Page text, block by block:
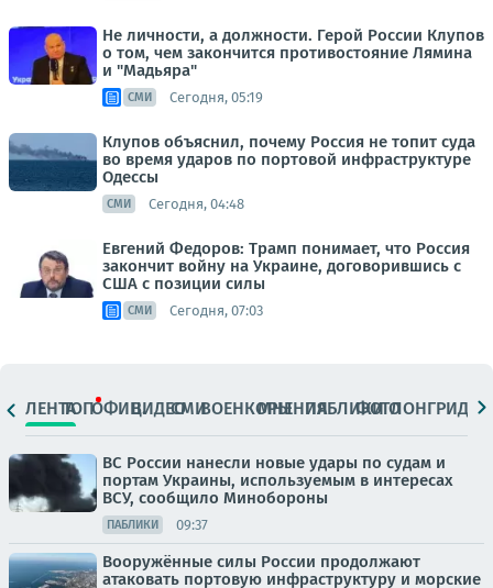
Не личности, а должности. Герой России Клупов
о том, чем закончится противостояние Лямина
и "Мадьяра"
СМИ Сегодня, 05:19
Клупов объяснил, почему Россия не топит суда
во время ударов по портовой инфраструктуре
Одессы
СМИ Сегодня, 04:48
Евгений Федоров: Трамп понимает, что Россия
закончит войну на Украине, договорившись с
США с позиции силы
СМИ Сегодня, 07:03
ЛЕНТАТОПОФИЦ.ВИДЕОСМИВОЕНКОРЫМНЕНИЯПАБЛИКИ
ФОТОЛОНГРИДЫ
ВС России нанесли новые удары по судам и
портам Украины, используемым в интересах
ВСУ, сообщило Минобороны
ПАБЛИКИ 09:37
Вооружённые силы России продолжают
атаковать портовую инфраструктуру и морские